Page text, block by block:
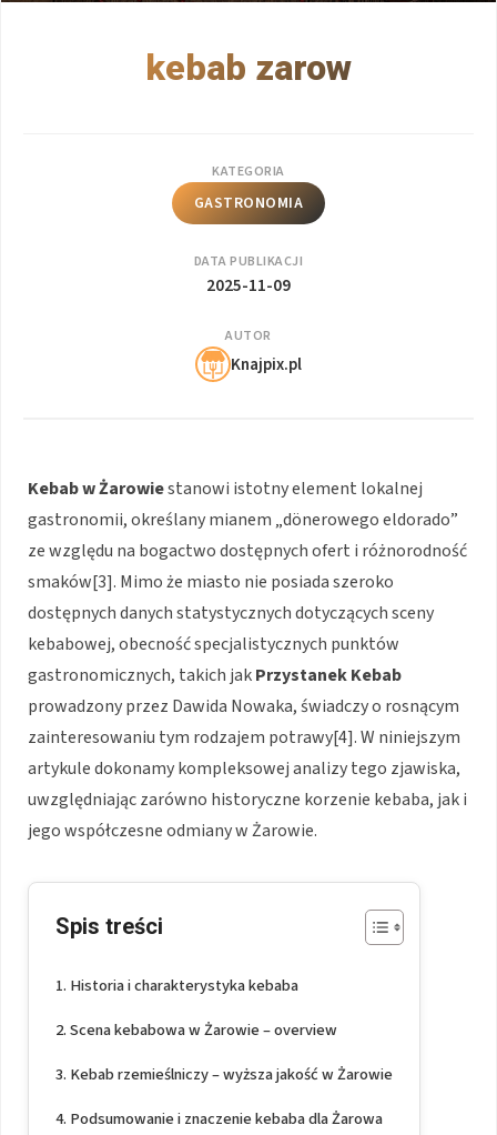
kebab zarow
KATEGORIA
GASTRONOMIA
DATA PUBLIKACJI
2025-11-09
AUTOR
Knajpix.pl
Kebab w Żarowiestanowi istotny element lokalnej
gastronomii, określany mianem „dönerowego eldorado”
ze względu na bogactwo dostępnych ofert i różnorodność
smaków[3]. Mimo że miasto nie posiada szeroko
dostępnych danych statystycznych dotyczących sceny
kebabowej, obecność specjalistycznych punktów
gastronomicznych, takich jakPrzystanek Kebab
prowadzony przez Dawida Nowaka, świadczy o rosnącym
zainteresowaniu tym rodzajem potrawy[4]. W niniejszym
artykule dokonamy kompleksowej analizy tego zjawiska,
uwzględniając zarówno historyczne korzenie kebaba, jak i
jego współczesne odmiany w Żarowie.
Spis treści
Historia i charakterystyka kebaba
Scena kebabowa w Żarowie – overview
Kebab rzemieślniczy – wyższa jakość w Żarowie
Podsumowanie i znaczenie kebaba dla Żarowa